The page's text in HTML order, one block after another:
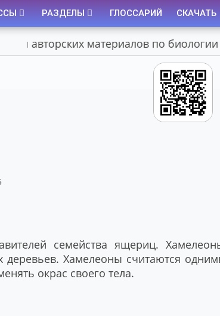
РАЗДЕЛЫ ГЛОССАРИЙ СКАЧАТЬ
материалов по биологии
семейства ящериц.
Хамелеоны считаются
окрас своего тела.